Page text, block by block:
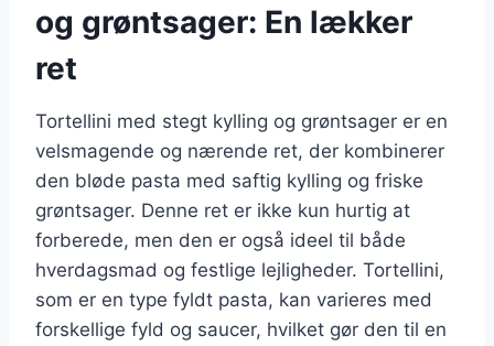
og grøntsager: En lækker
ret
Tortellini med stegt kylling og grøntsager er en
velsmagende og nærende ret, der kombinerer
den bløde pasta med saftig kylling og friske
grøntsager. Denne ret er ikke kun hurtig at
forberede, men den er også ideel til både
hverdagsmad og festlige lejligheder. Tortellini,
som er en type fyldt pasta, kan varieres med
forskellige fyld og saucer, hvilket gør den til en